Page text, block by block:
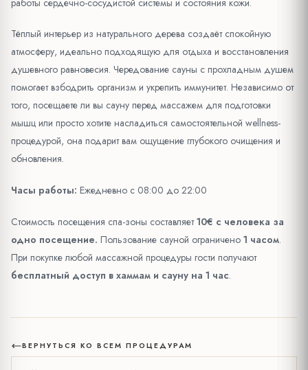
Тёплый интерьер из натурального дерева создаёт спокойную
атмосферу, идеально подходящую для отдыха и восстановления
душевного равновесия. Чередование сауны с прохладным душем
помогает взбодрить организм и укрепить иммунитет. Независимо от
того, посещаете ли вы сауну перед массажем для подготовки
мышц или просто хотите насладиться самостоятельной wellness-
процедурой, она подарит вам ощущение глубокого очищения и
обновления.
Часы работы: Ежедневно с 08:00 до 22:00
Стоимость посещения спа-зоны составляет10€ с человека за
одно посещение. Пользование сауной ограничено 1 часом.
При покупке любой массажной процедуры гости получают
бесплатный доступ в хаммам и сауну на 1 час.
ВЕРНУТЬСЯ КО ВСЕМ ПРОЦЕДУРАМ